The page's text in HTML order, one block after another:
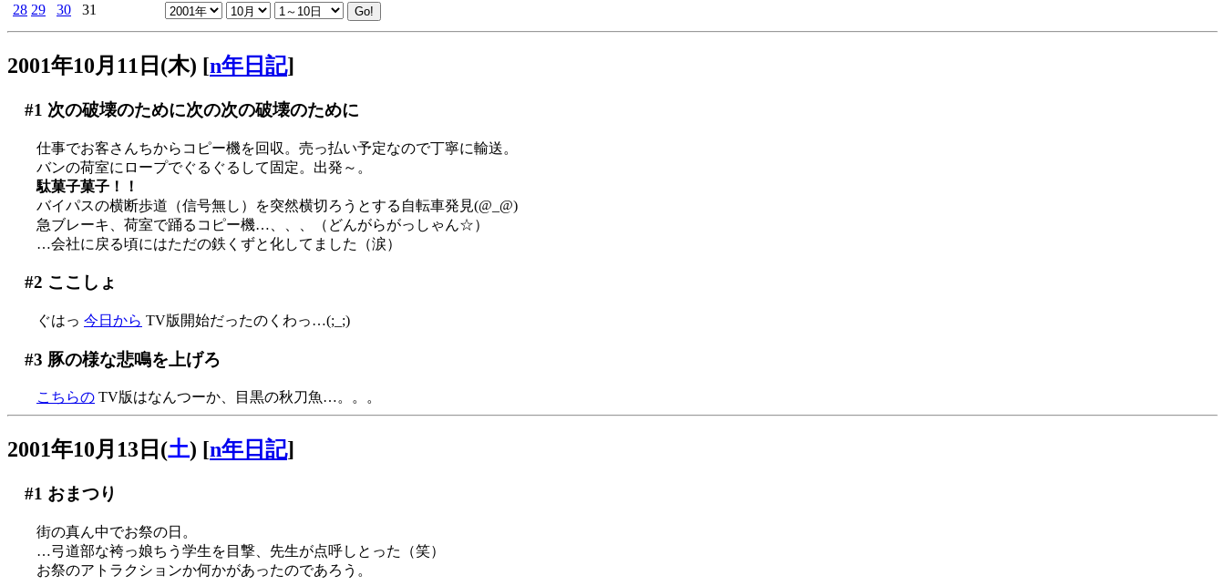
28 29 30 31
2001年10月11日(木) [n年日記]
#1 次の破壊のために次の次の破壊のために
仕事でお客さんちからコピー機を回収。売っ払い予定なので丁寧に輸送。
バンの荷室にロープでぐるぐるして固定。出発～。
駄菓子菓子！！
バイパスの横断歩道（信号無し）を突然横切ろうとする自転車発見(@_@)
急ブレーキ、荷室で踊るコピー機…、、、（どんがらがっしゃん☆）
…会社に戻る頃にはただの鉄くずと化してました（涙）
#2 ここしょ
ぐはっ 今日から TV版開始だったのくわっ…(;_;)
#3 豚の様な悲鳴を上げろ
こちらの TV版はなんつーか、目黒の秋刀魚…。。。
2001年10月13日(土) [n年日記]
#1 おまつり
街の真ん中でお祭の日。
…弓道部な袴っ娘ちう学生を目撃、先生が点呼しとった（笑）
お祭のアトラクションか何かがあったのであろう。